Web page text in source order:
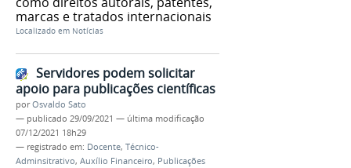
marcas e tratados internacionais
Localizado em Notícias
Servidores podem solicitar
apoio para publicações científicas
porOsvaldo Sato
— publicado 29/09/2021 — última modificação
07/12/2021 18h29
— registrado em: Docente, Técnico-
Adminsitrativo, Auxílio Financeiro, Publicações